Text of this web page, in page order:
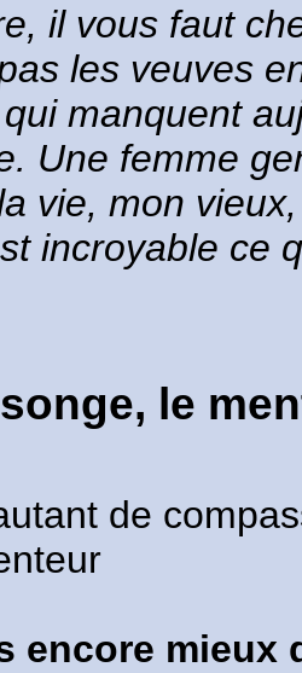
il vous faut
les veuves
qui manquent
Une femme
vie, mon
incroyable ce
le
de
encore mieux